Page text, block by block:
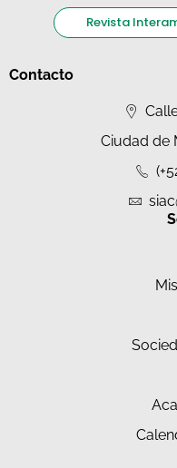
Revista
Contacto
Ciudad de